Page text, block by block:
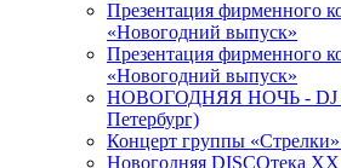
Презентация фирменного
«Новогодний выпуск»
Презентация фирменного
«Новогодний выпуск»
НОВОГОДНЯЯ НОЧЬ - DJ
Петербург)
Концерт группы
Новогодняя DISCOтека ХХ